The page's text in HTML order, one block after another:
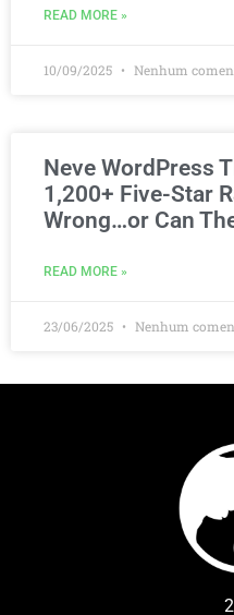
READ MORE »
10/09/2025 Nenhum
Neve WordPress
1,200+ Five-Star
Wrong…or Can
READ MORE »
23/06/2025 Nenhum